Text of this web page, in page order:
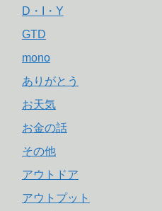
D・I・Y
GTD
mono
ありがとう
お天気
お金の話
その他
アウトドア
アウトプット